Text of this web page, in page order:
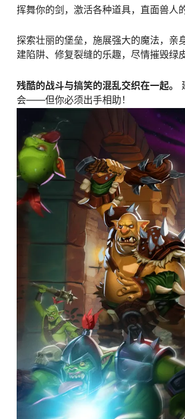
挥舞你的剑，激活各种道具，直面兽人
探索壮丽的堡垒，施展强大的魔法，亲
建陷阱、修复裂缝的乐趣，尽情摧毁绿
残酷的战斗与搞笑的混乱交织在一起。
会——但你必须出手相助！